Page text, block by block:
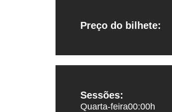
Preço do bilhete:
Sessões:
Quarta-feira00:00h